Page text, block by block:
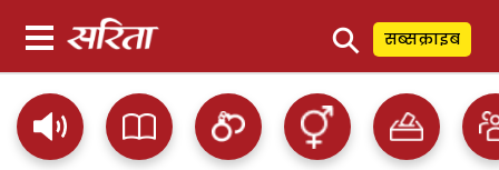
⚲ सब्सक्राइब